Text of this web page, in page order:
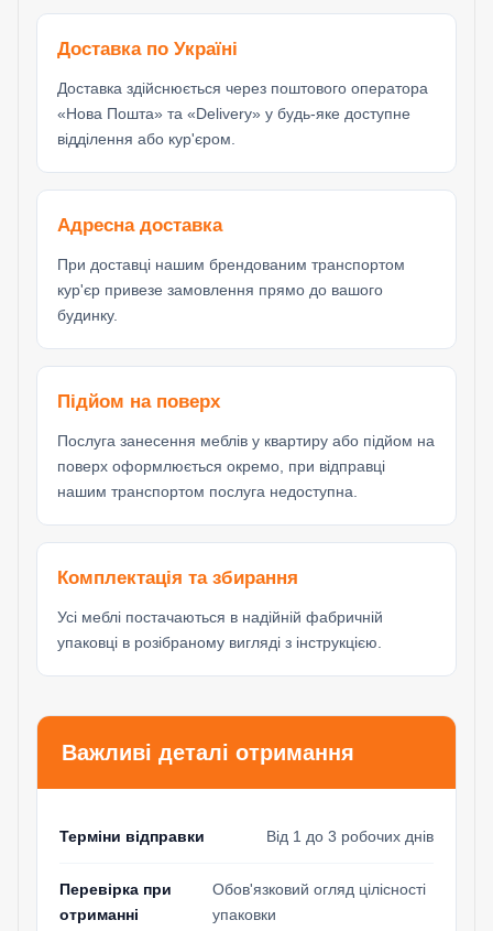
Доставка по Україні
Доставка здійснюється через поштового оператора
«Нова Пошта» та «Delivery» у будь-яке доступне
відділення або кур'єром.
Адресна доставка
При доставці нашим брендованим транспортом
кур'єр привезе замовлення прямо до вашого
будинку.
Підйом на поверх
Послуга занесення меблів у квартиру або підйом на
поверх оформлюється окремо, при відправці
нашим транспортом послуга недоступна.
Комплектація та збирання
Усі меблі постачаються в надійній фабричній
упаковці в розібраному вигляді з інструкцією.
Важливі деталі отримання
Терміни відправки Від 1 до 3 робочих днів
Перевірка при
отриманні
Обов'язковий огляд цілісності
упаковки